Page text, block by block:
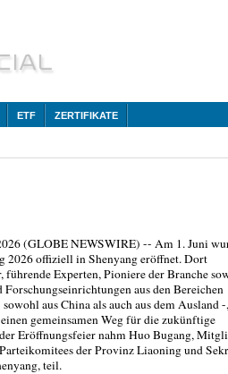
ETF ZERTIFIKATE
(GLOBE NEWSWIRE) -- Am 1. Juni
2026 offiziell in Shenyang eröffnet. Dort
Experten, Pioniere der Branche
aus den Bereichen
aus China als auch aus dem Ausland
gemeinsamen Weg für die zukünftige
Eröffnungsfeier nahm Huo Bugang,
Parteikomitees der Provinz Liaoning und
teil.